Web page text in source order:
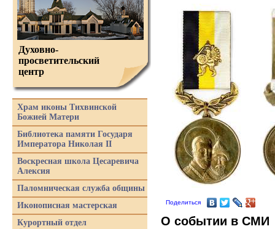
Поделиться
О событии в СМИ
Духовно-
просветительский
центр
Храм иконы Тихвинской
Божией Матери
Библиотека памяти Государя
Императора Николая II
Воскресная школа Цесаревича
Алексия
Паломническая служба общины
Иконописная мастерская
Курортный отдел